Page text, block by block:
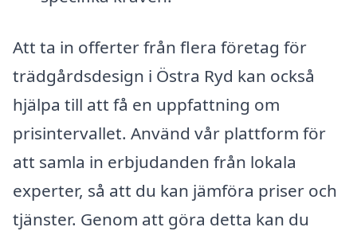
Att ta in offerter från flera företag för
trädgårdsdesign i Östra Ryd kan också
hjälpa till att få en uppfattning om
prisintervallet. Använd vår plattform för
att samla in erbjudanden från lokala
experter, så att du kan jämföra priser och
tjänster. Genom att göra detta kan du